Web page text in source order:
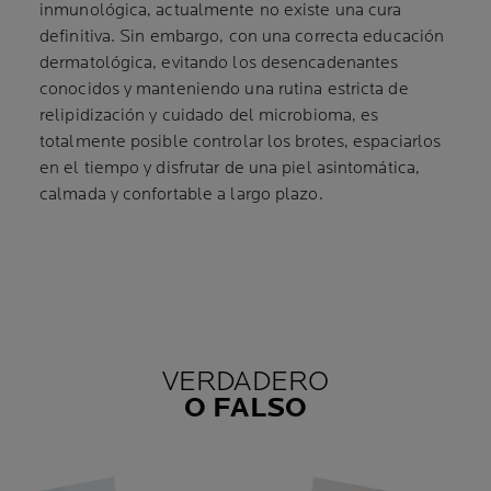
inmunológica, actualmente no existe una cura
definitiva. Sin embargo, con una correcta educación
dermatológica, evitando los desencadenantes
conocidos y manteniendo una rutina estricta de
relipidización y cuidado del microbioma, es
totalmente posible controlar los brotes, espaciarlos
en el tiempo y disfrutar de una piel asintomática,
calmada y confortable a largo plazo.
VERDADERO
O FALSO